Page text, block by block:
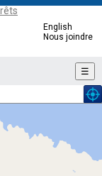
English
Nous joindre
☰